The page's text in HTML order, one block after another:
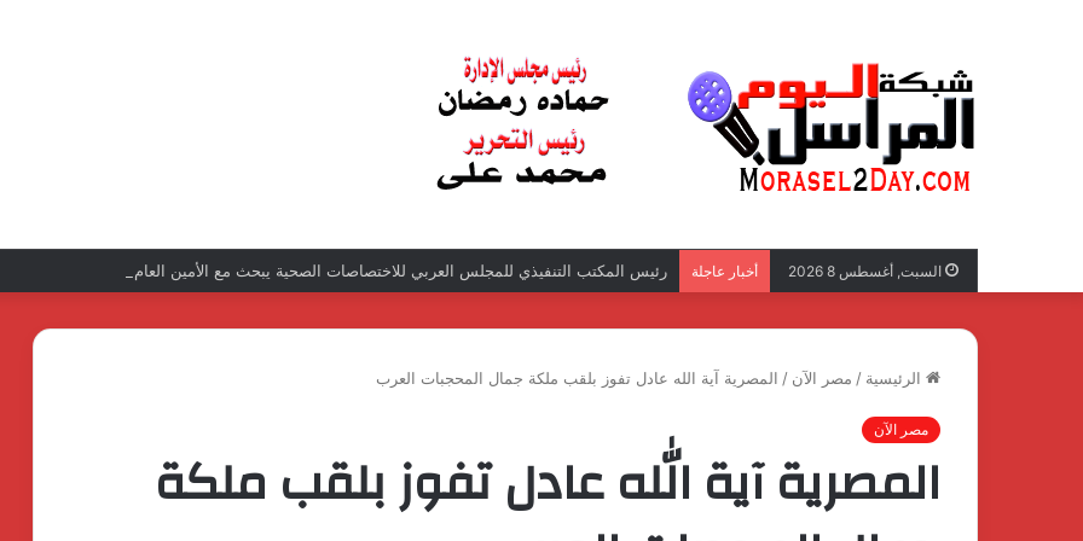
السبت, أغسطس 8 2026 أخبار عاجلة رئيس المكتب التنفيذي للمجلس العربي للاختصاصات الصحية يبحث مع الأمين العام لجامعة الدول العربية
الرئيسية / مصر الآن / المصرية آية الله عادل تفوز بلقب ملكة جمال المحجبات العرب
مصر الآن
المصرية آية الله عادل تفوز بلقب ملكة